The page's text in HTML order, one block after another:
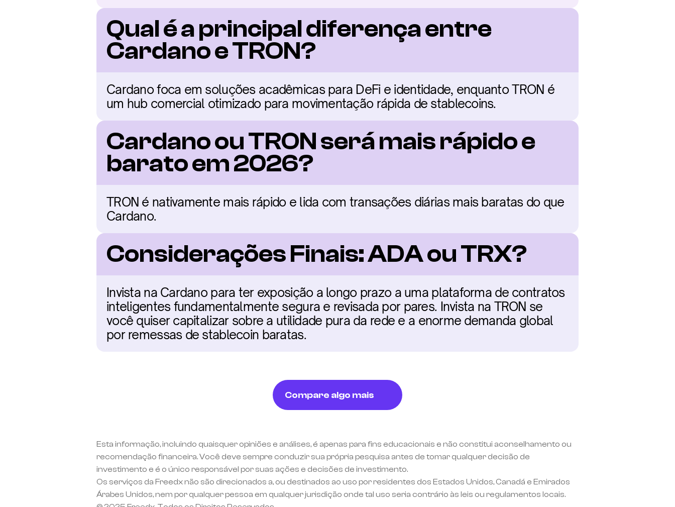
Qual é a principal diferença entre
Cardano e TRON?
Cardano foca em soluções acadêmicas para DeFi e identidade, enquanto TRON é
um hub comercial otimizado para movimentação rápida de stablecoins.
Cardano ou TRON será mais rápido e
barato em 2026?
TRON é nativamente mais rápido e lida com transações diárias mais baratas do que
Cardano.
Considerações Finais: ADA ou TRX?
Invista na Cardano para ter exposição a longo prazo a uma plataforma de contratos
inteligentes fundamentalmente segura e revisada por pares. Invista na TRON se
você quiser capitalizar sobre a utilidade pura da rede e a enorme demanda global
por remessas de stablecoin baratas.
Compare algo mais
Esta informação, incluindo quaisquer opiniões e análises, é apenas para fins educacionais e não constitui aconselhamento ou
recomendação financeira. Você deve sempre conduzir sua própria pesquisa antes de tomar qualquer decisão de
investimento e é o único responsável por suas ações e decisões de investimento.
Os serviços da Freedx não são direcionados a, ou destinados ao uso por residentes dos Estados Unidos, Canadá e Emirados
Árabes Unidos, nem por qualquer pessoa em qualquer jurisdição onde tal uso seria contrário às leis ou regulamentos locais.